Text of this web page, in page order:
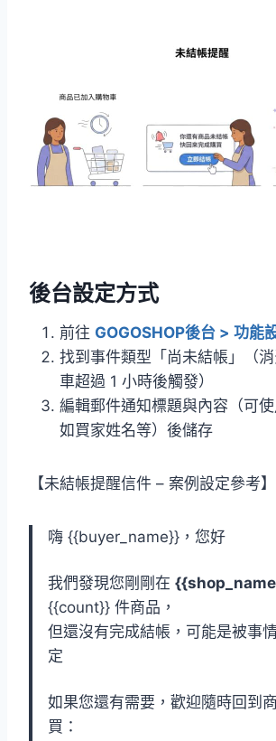
後台設定方式
前往 GOGOSHOP後台 > 功能
找到事件類型「尚未結帳」（
車超過 1 小時後觸發）
編輯郵件通知標題與內容（可使
如買家姓名等）後儲存
【未結帳提醒信件 – 案例設定參考】
嗨 {{buyer_name}}，您好
我們發現您剛剛在
{{count}} 件商品，
但還沒有完成結帳，可能是被事
定
如果您還有需要，歡迎隨時回到
買：